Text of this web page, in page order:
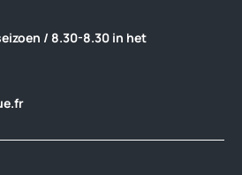
/ 8.30-8.30 in het